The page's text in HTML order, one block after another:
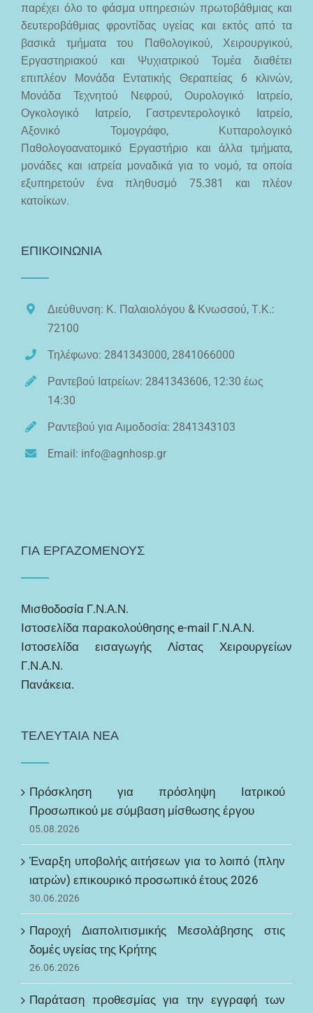
παρέχει όλο το φάσμα υπηρεσιών πρωτοβάθμιας και
δευτεροβάθμιας φροντίδας υγείας και εκτός από τα
βασικά τμήματα του Παθολογικού, Χειρουργικού,
Εργαστηριακού και Ψυχιατρικού Τομέα διαθέτει
επιπλέον Μονάδα Εντατικής Θεραπείας 6 κλινών,
Μονάδα Τεχνητού Νεφρού, Ουρολογικό Ιατρείο,
Ογκολογικό Ιατρείο, Γαστρεντερολογικό Ιατρείο,
Αξονικό Τομογράφο, Κυτταρολογικό
Παθολογοανατομικό Εργαστήριο και άλλα τμήματα,
μονάδες και ιατρεία μοναδικά για το νομό, τα οποία
εξυπηρετούν ένα πληθυσμό 75.381 και πλέον
κατοίκων.
ΕΠΙΚΟΙΝΩΝΙΑ
Διεύθυνση: Κ. Παλαιολόγου & Κνωσσού, Τ.Κ.:
72100
Τηλέφωνο: 2841343000, 2841066000
Ραντεβού Ιατρείων: 2841343606, 12:30 έως
14:30
Ραντεβού για Αιμοδοσία: 2841343103
Email: info@agnhosp.gr
ΓΙΑ ΕΡΓΑΖΟΜΕΝΟΥΣ
Μισθοδοσία Γ.Ν.Α.Ν.
Ιστοσελίδα παρακολούθησης e-mail Γ.Ν.Α.Ν.
Ιστοσελίδα εισαγωγής Λίστας Χειρουργείων
Γ.Ν.Α.Ν.
Πανάκεια.
ΤΕΛΕΥΤΑΙΑ ΝΕΑ
Πρόσκληση για πρόσληψη Ιατρικού
Προσωπικού με σύμβαση μίσθωσης έργου
05.08.2026
Έναρξη υποβολής αιτήσεων για το λοιπό (πλην
ιατρών) επικουρικό προσωπικό έτους 2026
30.06.2026
Παροχή Διαπολιτισμικής Μεσολάβησης στις
δομές υγείας της Κρήτης
26.06.2026
Παράταση προθεσμίας για την εγγραφή των